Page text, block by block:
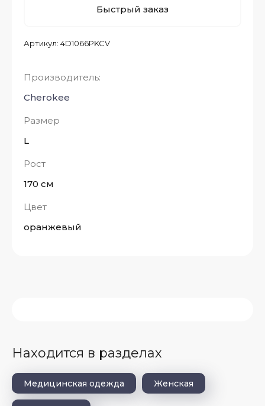
Артикул: 4D1066PKCV
Быстрый заказ
Производитель:
Cherokee
Размер
L
Рост
170 см
Цвет
оранжевый
Находится в разделах
Медицинская одежда Женская